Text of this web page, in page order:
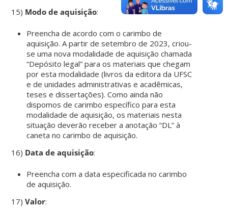
15) Modo de aquisição:
Preencha de acordo com o carimbo de
aquisição. A partir de setembro de 2023, criou-
se uma nova modalidade de aquisição chamada
“Depósito legal” para os materiais que chegam
por esta modalidade (livros da editora da UFSC
e de unidades administrativas e acadêmicas,
teses e dissertações). Como ainda não
dispomos de carimbo específico para esta
modalidade de aquisição, os materiais nesta
situação deverão receber a anotação “DL” à
caneta no carimbo de aquisição.
16) Data de aquisição:
Preencha com a data especificada no carimbo
de aquisição.
17)Valor: